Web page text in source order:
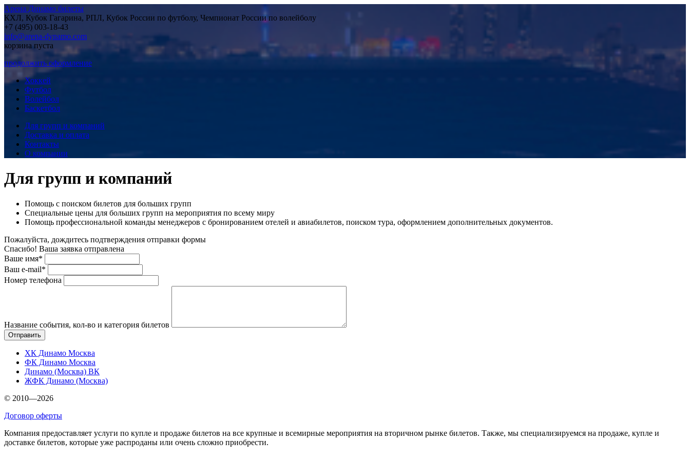
Арена Динамо билеты
КХЛ, Кубок Гагарина, РПЛ, Кубок России по футболу, Чемпионат России по волейболу
+7 (495) 003-18-43
info@arena-dynamo.com
корзина пуста
продолжить оформление
Хоккей
Футбол
Волейбол
Баскетбол
Для групп и компаний
Доставка и оплата
Контакты
О компании
Для групп и компаний
Помощь с поиском билетов для больших групп
Специальные цены для больших групп на мероприятия по всему миру
Помощь профессиональной команды менеджеров с бронированием отелей и авиабилетов, поиском тура, оформлением дополнительных документов.
Пожалуйста, дождитесь подтверждения отправки формы
Спасибо! Ваша заявка отправлена
Ваше имя*
Ваш e-mail*
Номер телефона
Название события, кол-во и категория билетов
ХК Динамо Москва
ФК Динамо Москва
Динамо (Москва) ВК
ЖФК Динамо (Москва)
© 2010—2026
Договор оферты
Компания предоставляет услуги по купле и продаже билетов на все крупные и всемирные мероприятия на вторичном рынке билетов. Также, мы специализируемся на продаже, купле и
доставке билетов, которые уже распроданы или очень сложно приобрести.